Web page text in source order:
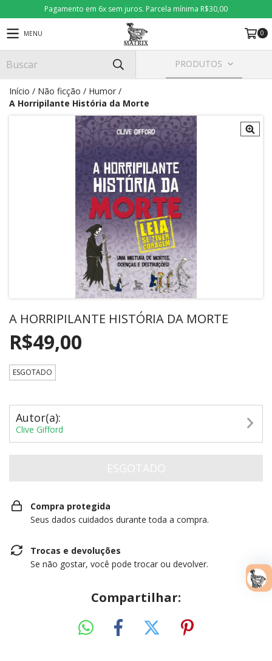
Pagamento em 6x sem juros. Parcela mínima R$30,00
MENU 0
PRODUTOS
Início / Não ficção / Humor /
A Horripilante História da Morte
A HORRIPILANTE HISTÓRIA DA MORTE
R$49,00
ESGOTADO
Autor(a):
Clive Gifford
Compra protegida
Seus dados cuidados durante toda a compra.
Trocas e devoluções
Se não gostar, você pode trocar ou devolver.
Compartilhar: